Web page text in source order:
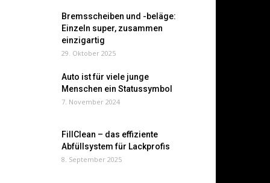
Bremsscheiben und -beläge:
Einzeln super, zusammen
einzigartig
29. Oktober 2025
Auto ist für viele junge
Menschen ein Statussymbol
7. November 2024
FillClean – das effiziente
Abfüllsystem für Lackprofis
8. September 2025